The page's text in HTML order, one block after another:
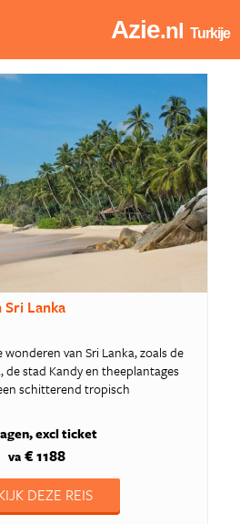
Azie.nl Turkije
Sri Lanka
van Sri Lanka, zoals de
de stad Kandy en theeplantages
schitterend tropisch
excl ticket
va€ 1188
DEZE REIS